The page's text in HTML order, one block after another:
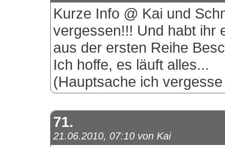
Kurze Info @ Kai und
vergessen!!! Und habt ihr
aus der ersten Reihe
Ich hoffe, es läuft alles...
(Hauptsache ich
71.
21.06.2010, 07:10 von Kai